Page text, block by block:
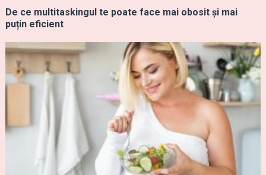
De ce multitaskingul te poate face mai obosit și mai
puțin eficient